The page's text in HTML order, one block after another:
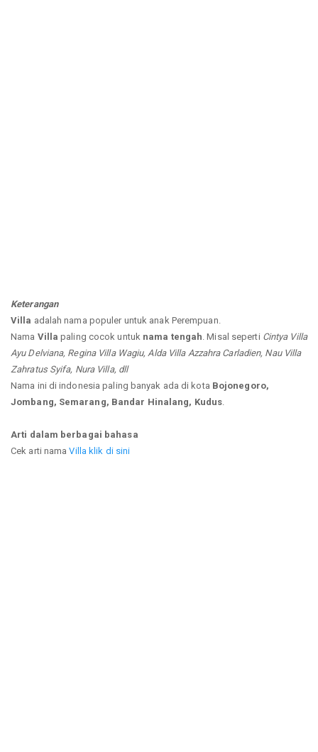
Keterangan
Villa adalah nama populer untuk anak Perempuan.
Nama Villa paling cocok untuk nama tengah . Misal seperti Cintya Villa
Ayu Delviana, Regina Villa Wagiu, Alda Villa Azzahra Carladien, Nau Villa
Zahratus Syifa, Nura Villa, dll
Nama ini di indonesia paling banyak ada di kota Bojonegoro,
Jombang, Semarang, Bandar Hinalang, Kudus
Arti dalam berbagai bahasa
Cek arti namaVilla klik di sini